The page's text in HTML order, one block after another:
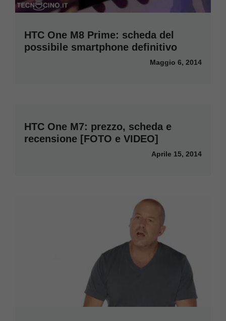
HTC One M8 Prime: scheda del
possibile smartphone definitivo
Maggio 6, 2014
HTC One M7: prezzo, scheda e
recensione [FOTO e VIDEO]
Aprile 15, 2014